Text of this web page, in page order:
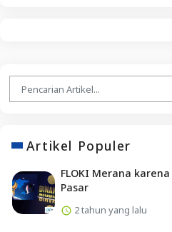
Artikel Populer
FLOKI Merana
Pasar
2 tahun yang lalu